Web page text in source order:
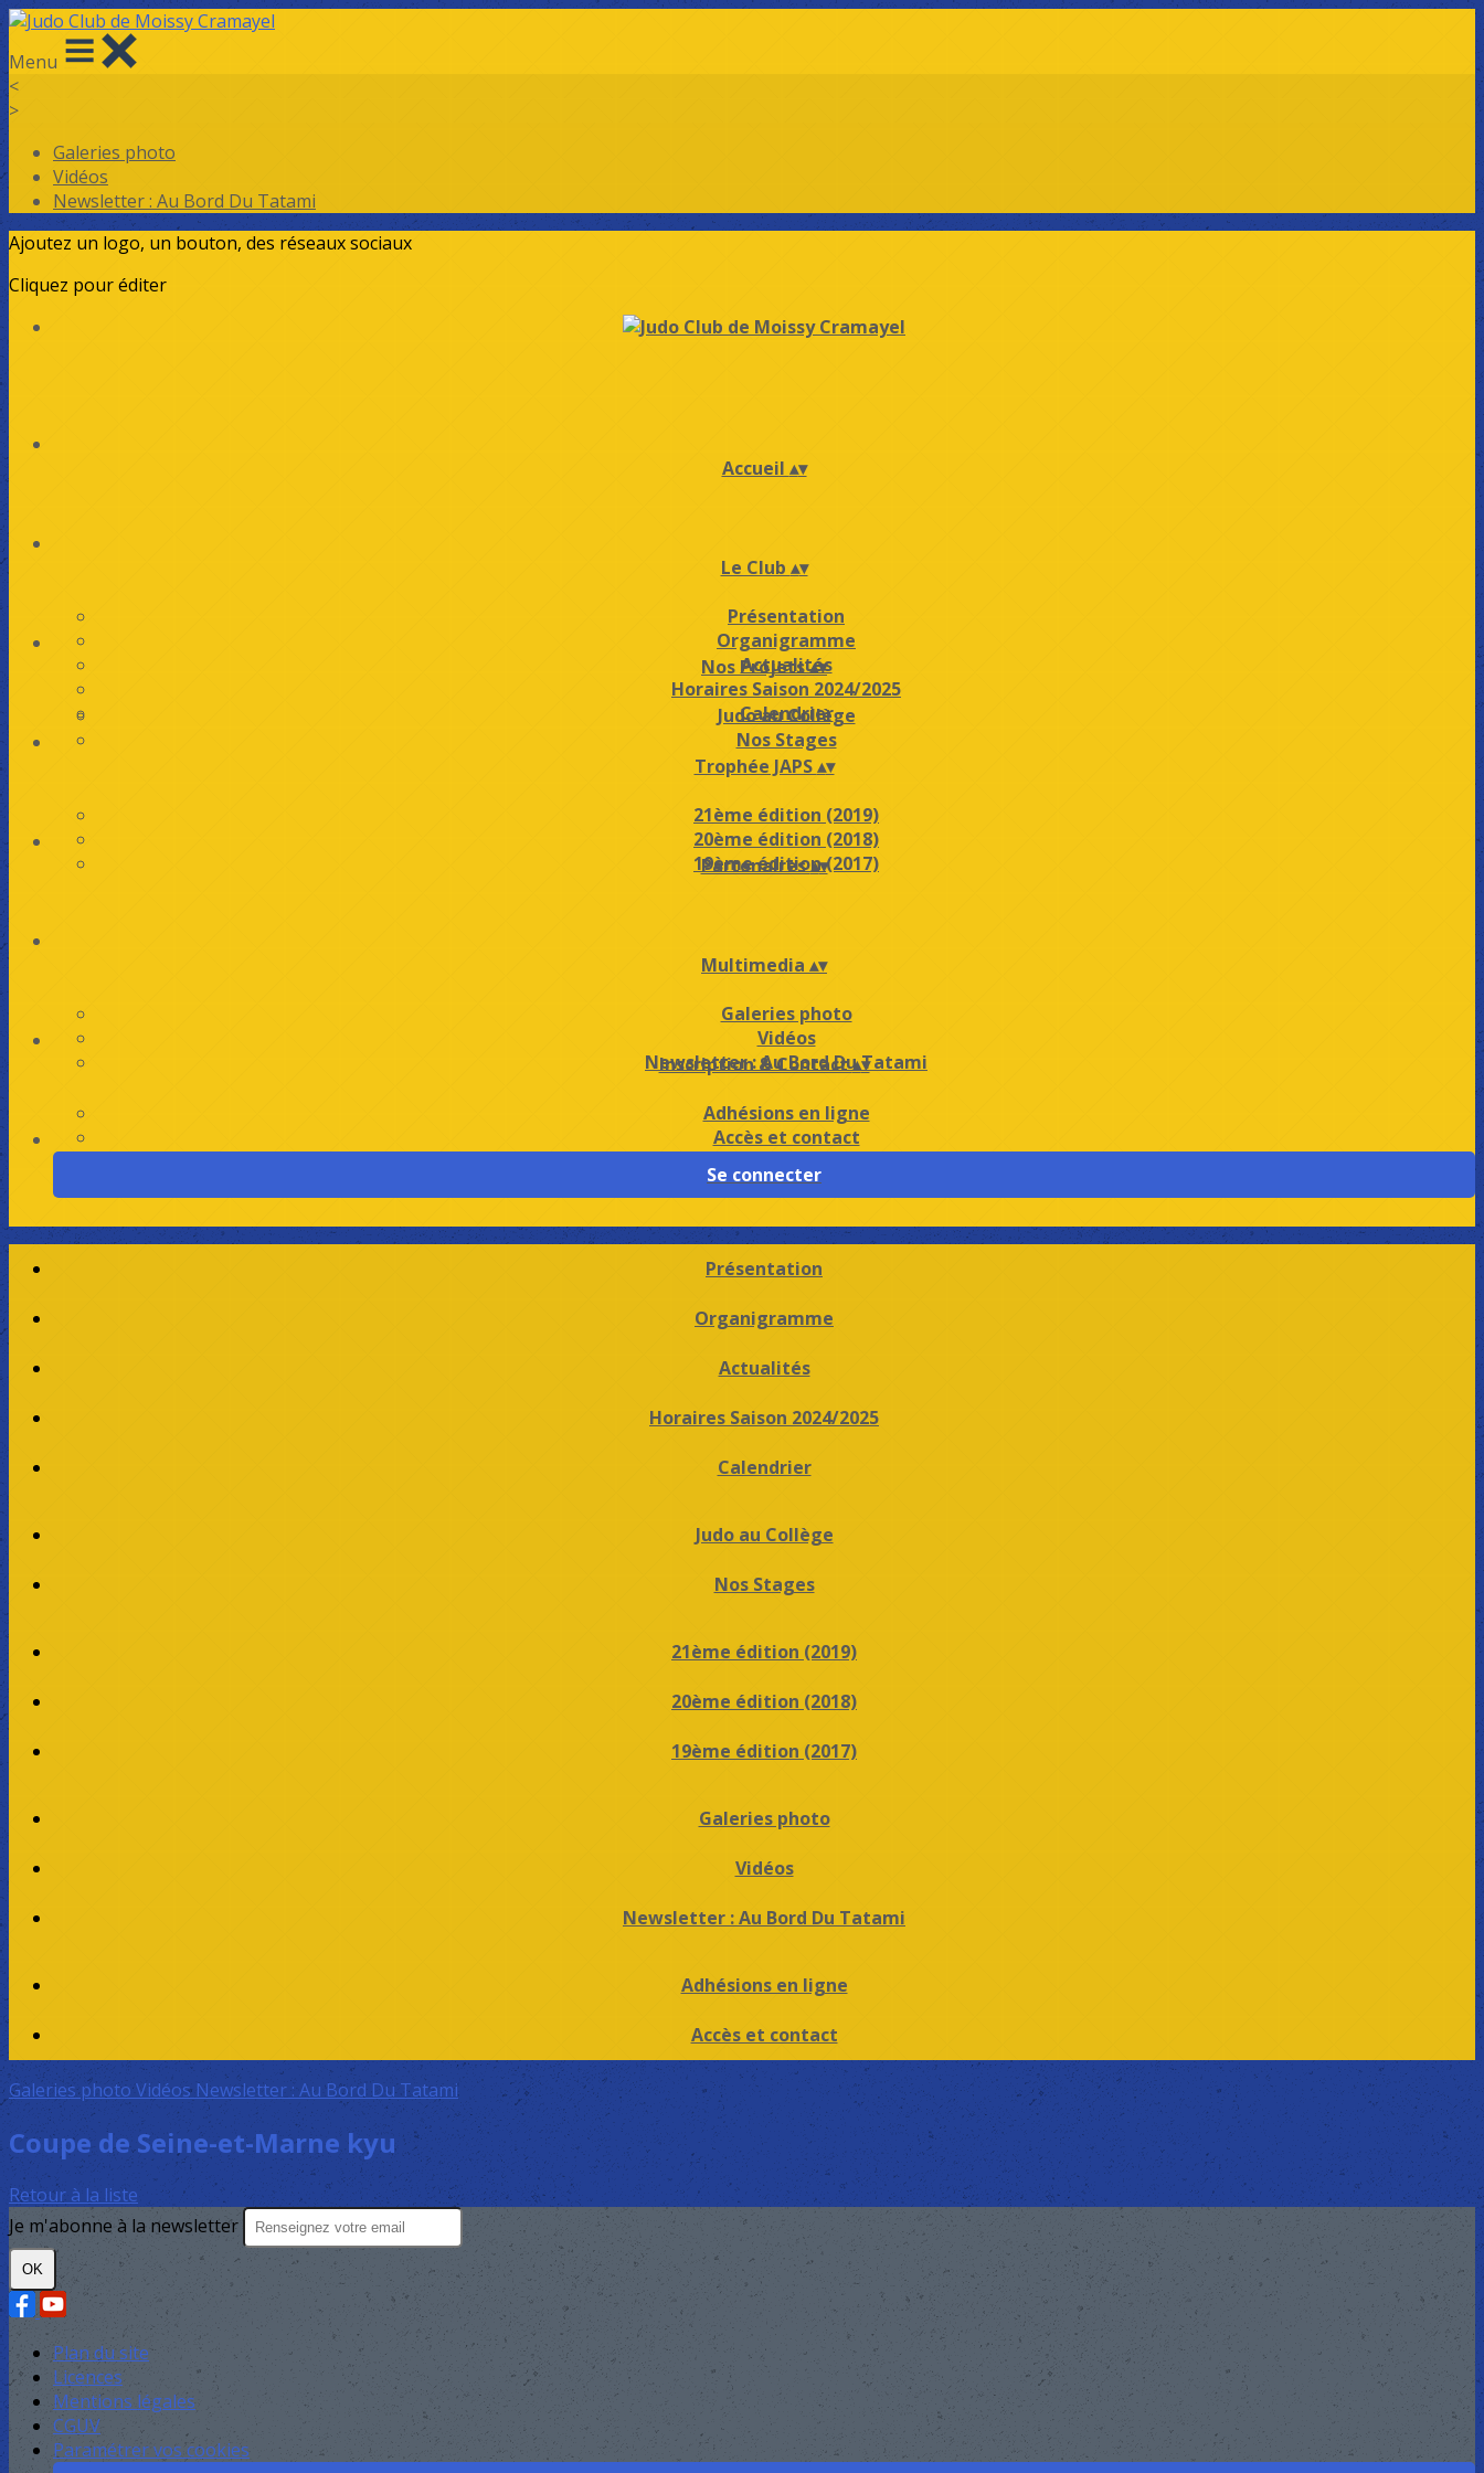
Menu
<
>
Galeries photo
Vidéos
Newsletter : Au Bord Du Tatami
Ajoutez un logo, un bouton, des réseaux sociaux
Cliquez pour éditer
Accueil ▴▾
Le Club ▴▾
Présentation
Organigramme
Actualités
Horaires Saison 2024/2025
Calendrier
Nos Projets▴▾
Judo au Collège
Nos Stages
Trophée JAPS▴▾
21ème édition (2019)
20ème édition (2018)
19ème édition (2017)
Partenaires▴▾
Multimedia ▴▾
Galeries photo
Vidéos
Newsletter : Au Bord Du Tatami
Inscription & Contact▴▾
Adhésions en ligne
Accès et contact
Se connecter
Présentation
Organigramme
Actualités
Horaires Saison 2024/2025
Calendrier
Judo au Collège
Nos Stages
21ème édition (2019)
20ème édition (2018)
19ème édition (2017)
Galeries photo
Vidéos
Newsletter : Au Bord Du Tatami
Adhésions en ligne
Accès et contact
Galeries photoVidéosNewsletter : Au Bord Du Tatami
Coupe de Seine-et-Marne kyu
Retour à la liste
Je m'abonne à la newsletter
OK
Plan du site
Licences
Mentions légales
CGUV
Paramétrer vos cookies